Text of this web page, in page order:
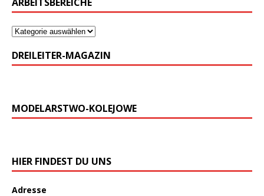
DREILEITER-MAGAZIN
MODELARSTWO-KOLEJOWE
HIER FINDEST DU UNS
Adresse